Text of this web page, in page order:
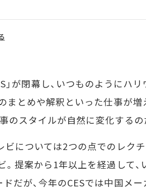
が閉幕し、いつものようにハ
まとめや解釈といった仕事が増
のスタイルが自然に変化するの
ビについては2つの点でのレク
。提案から1年以上を経過して
だが、今年のCESでは中国メ